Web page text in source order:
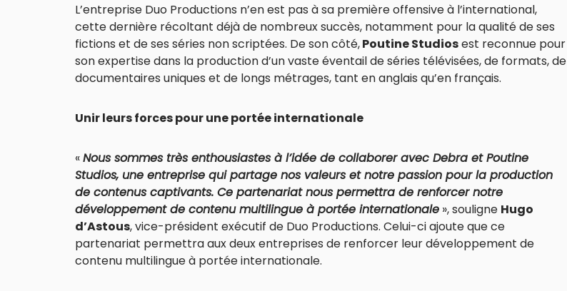
L’entreprise Duo Productions n’en est pas à sa première offensive à l’international,
cette dernière récoltant déjà de nombreux succès, notamment pour la qualité de ses
fictions et de ses séries non scriptées. De son côté,Poutine Studiosest reconnue pour
son expertise dans la production d’un vaste éventail de séries télévisées, de formats, de
documentaires uniques et de longs métrages, tant en anglais qu’en français.
Unir leurs forces pour une portée internationale
«Nous sommes très enthousiastes à l’idée de collaborer avec Debra et Poutine
Studios, une entreprise qui partage nos valeurs et notre passion pour la production
de contenus captivants. Ce partenariat nous permettra de renforcer notre
développement de contenu multilingue à portée internationale », souligne Hugo
d’Astous, vice-président exécutif de Duo Productions. Celui-ci ajoute que ce
partenariat permettra aux deux entreprises de renforcer leur développement de
contenu multilingue à portée internationale.